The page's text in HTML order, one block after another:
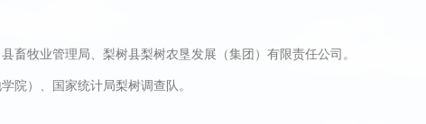
牧业管理局、梨树县梨树农垦发展（集团）有限责任公司。
）、国家统计局梨树调查队。